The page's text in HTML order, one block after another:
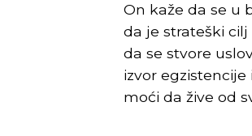
On kaže da se u
da je strateški
da se stvore
izvor
moći da žive od